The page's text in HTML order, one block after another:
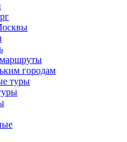
городам
туры